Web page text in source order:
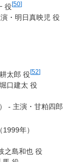
役[50]
・明日真映児 役
太郎 役[52]
口建太 役
- 主演・甘粕四郎
年）
之島和也 役